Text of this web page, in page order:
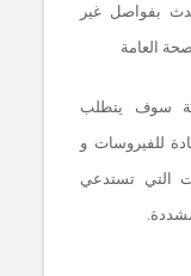
بفواصل غير
العامة
سوف يتطلب
للفيروسات و
التي تستدعي